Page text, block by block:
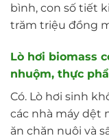
bình, con số tiết
trăm triệu đồng
Lò hơi biomass
nhuộm, thực
Có. Lò hơi sinh
các nhà máy dệt
ăn chăn nuôi và